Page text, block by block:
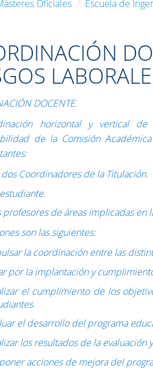
Oficiales Escuela de
DOCENTE.
horizontal y vertical
de la Comisión
dos Coordinadores de la Titulación.
profesores de áreas implicadas en
son las siguientes:
la coordinación entre las
por la implantación y
el cumplimiento de los
el desarrollo del programa
los resultados de la
acciones de mejora del